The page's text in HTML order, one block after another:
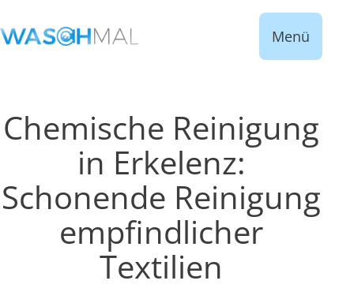
Menü
Chemische Reinigung
in Erkelenz:
Schonende Reinigung
empfindlicher
Textilien